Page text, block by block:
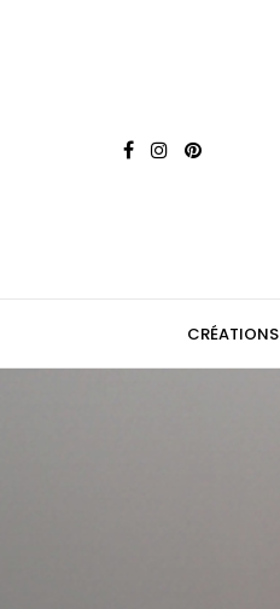
CRÉATIONS